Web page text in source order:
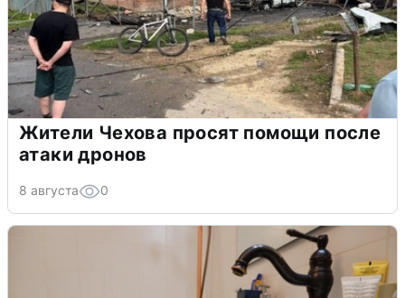
Жители Чехова просят помощи после
атаки дронов
8 августа 0